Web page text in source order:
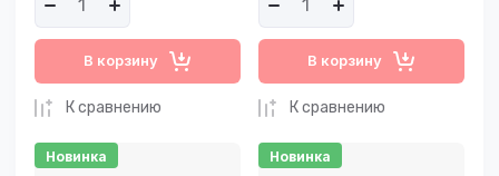
В корзину
К сравнению
В корзину
К сравнению
Новинка Новинка